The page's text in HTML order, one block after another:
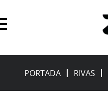
PORTADA RIVAS